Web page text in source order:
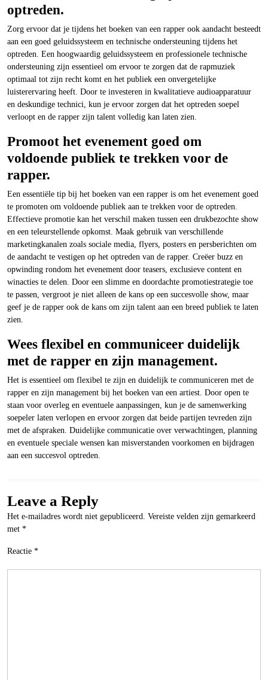
optreden.
Zorg ervoor dat je tijdens het boeken van een rapper ook aandacht besteedt
aan een goed geluidssysteem en technische ondersteuning tijdens het
optreden. Een hoogwaardig geluidssysteem en professionele technische
ondersteuning zijn essentieel om ervoor te zorgen dat de rapmuziek
optimaal tot zijn recht komt en het publiek een onvergetelijke
luisterervaring heeft. Door te investeren in kwalitatieve audioapparatuur
en deskundige technici, kun je ervoor zorgen dat het optreden soepel
verloopt en de rapper zijn talent volledig kan laten zien.
Promoot het evenement goed om
voldoende publiek te trekken voor de
rapper.
Een essentiële tip bij het boeken van een rapper is om het evenement goed
te promoten om voldoende publiek aan te trekken voor de optreden.
Effectieve promotie kan het verschil maken tussen een drukbezochte show
en een teleurstellende opkomst. Maak gebruik van verschillende
marketingkanalen zoals sociale media, flyers, posters en persberichten om
de aandacht te vestigen op het optreden van de rapper. Creëer buzz en
opwinding rondom het evenement door teasers, exclusieve content en
winacties te delen. Door een slimme en doordachte promotiestrategie toe
te passen, vergroot je niet alleen de kans op een succesvolle show, maar
geef je de rapper ook de kans om zijn talent aan een breed publiek te laten
zien.
Wees flexibel en communiceer duidelijk
met de rapper en zijn management.
Het is essentieel om flexibel te zijn en duidelijk te communiceren met de
rapper en zijn management bij het boeken van een artiest. Door open te
staan voor overleg en eventuele aanpassingen, kun je de samenwerking
soepeler laten verlopen en ervoor zorgen dat beide partijen tevreden zijn
met de afspraken. Duidelijke communicatie over verwachtingen, planning
en eventuele speciale wensen kan misverstanden voorkomen en bijdragen
aan een succesvol optreden.
Leave a Reply
Het e-mailadres wordt niet gepubliceerd. Vereiste velden zijn gemarkeerd
met *
Reactie *